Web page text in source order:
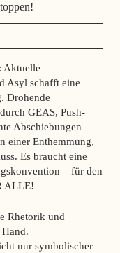
Aktuelle
Asyl schafft eine
Drohende
GEAS, Push-
Abschiebungen
einer Enthemmung,
Es braucht eine
– für den
ALLE!
Rhetorik und
nur symbolischer